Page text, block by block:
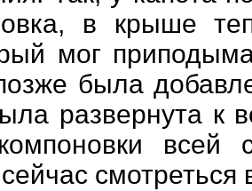
в крыше
мог
была
развернута к
всей